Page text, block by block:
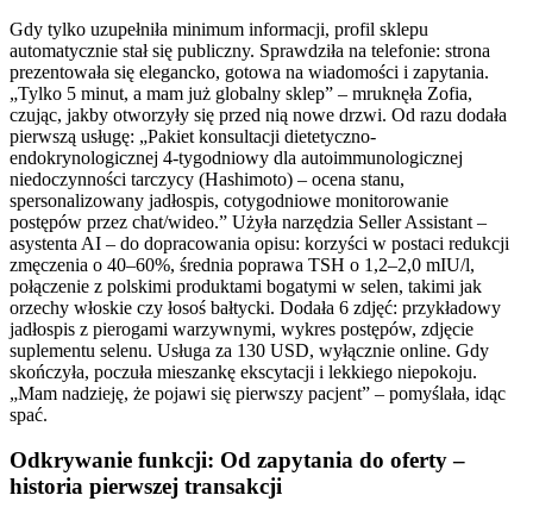
Gdy tylko uzupełniła minimum informacji, profil sklepu
automatycznie stał się publiczny. Sprawdziła na telefonie: strona
prezentowała się elegancko, gotowa na wiadomości i zapytania.
„Tylko 5 minut, a mam już globalny sklep” – mruknęła Zofia,
czując, jakby otworzyły się przed nią nowe drzwi. Od razu dodała
pierwszą usługę: „Pakiet konsultacji dietetyczno-
endokrynologicznej 4-tygodniowy dla autoimmunologicznej
niedoczynności tarczycy (Hashimoto) – ocena stanu,
spersonalizowany jadłospis, cotygodniowe monitorowanie
postępów przez chat/wideo.” Użyła narzędzia Seller Assistant –
asystenta AI – do dopracowania opisu: korzyści w postaci redukcji
zmęczenia o 40–60%, średnia poprawa TSH o 1,2–2,0 mIU/l,
połączenie z polskimi produktami bogatymi w selen, takimi jak
orzechy włoskie czy łosoś bałtycki. Dodała 6 zdjęć: przykładowy
jadłospis z pierogami warzywnymi, wykres postępów, zdjęcie
suplementu selenu. Usługa za 130 USD, wyłącznie online. Gdy
skończyła, poczuła mieszankę ekscytacji i lekkiego niepokoju.
„Mam nadzieję, że pojawi się pierwszy pacjent” – pomyślała, idąc
spać.
Odkrywanie funkcji: Od zapytania do oferty –
historia pierwszej transakcji